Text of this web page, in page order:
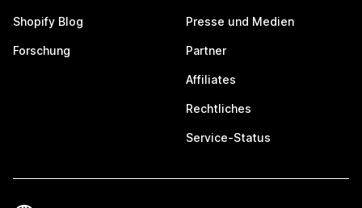
Shopify Blog
Forschung
Presse und Medien
Partner
Affiliates
Rechtliches
Service-Status